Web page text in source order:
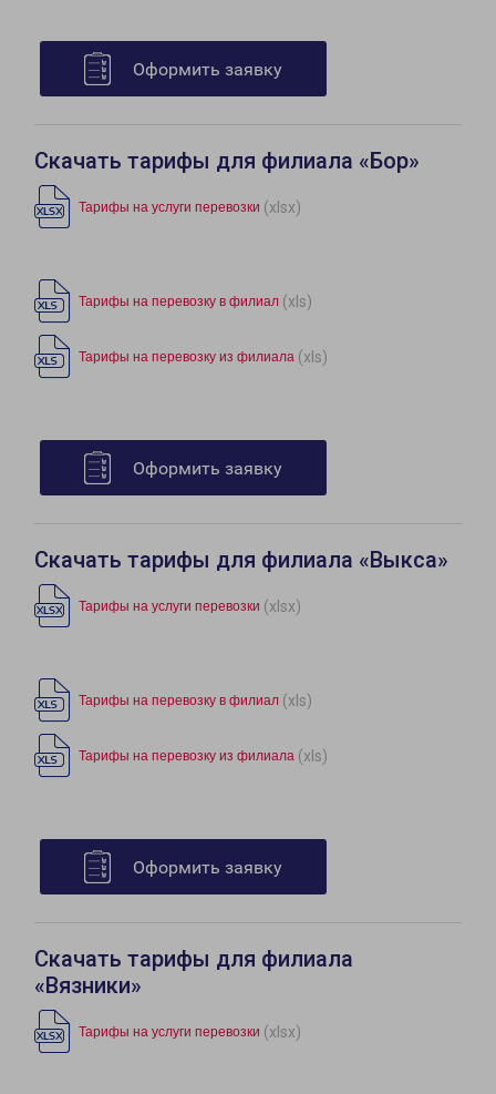
Оформить заявку
Скачать тарифы для филиала «Бор»
Тарифы на услуги перевозки (xlsx)
Тарифы на перевозку в филиал (xls)
Тарифы на перевозку из филиала (xls)
Оформить заявку
Скачать тарифы для филиала «Выкса»
Тарифы на услуги перевозки (xlsx)
Тарифы на перевозку в филиал (xls)
Тарифы на перевозку из филиала (xls)
Оформить заявку
Скачать тарифы для филиала
«Вязники»
Тарифы на услуги перевозки (xlsx)